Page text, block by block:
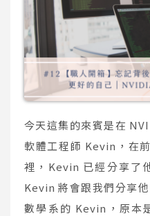
今天這集的來賓是在
軟體工程師 Kevin，在
裡，Kevin 已經分享了
Kevin 將會跟我們分享
數學系的 Kevin，原本